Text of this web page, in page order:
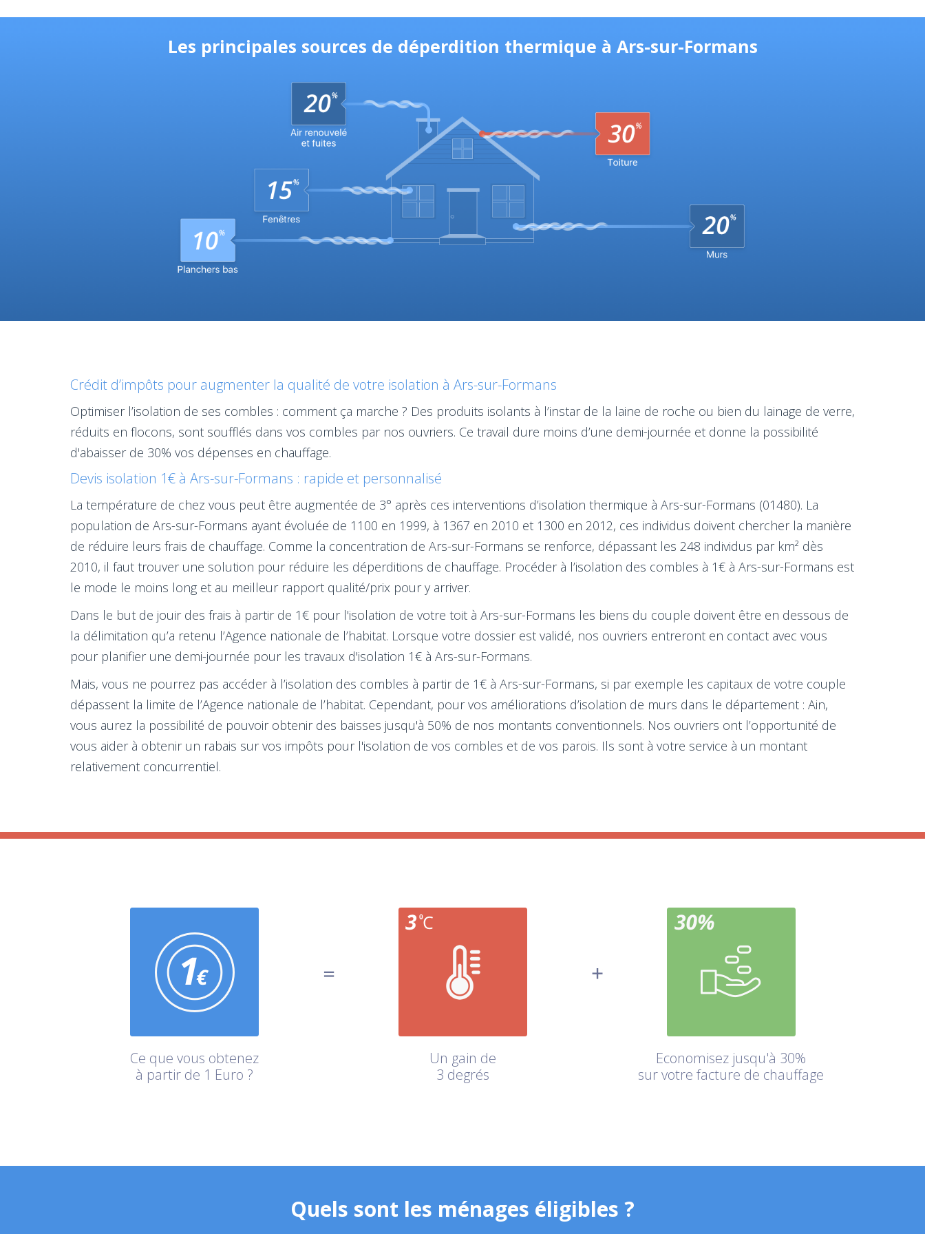
Les principales sources de déperdition thermique à Ars-sur-Formans
Crédit d’impôts pour augmenter la qualité de votre isolation à Ars-sur-Formans
Optimiser l’isolation de ses combles : comment ça marche ? Des produits isolants à l’instar de la laine de roche ou bien du lainage de verre,
réduits en flocons, sont soufflés dans vos combles par nos ouvriers. Ce travail dure moins d’une demi-journée et donne la possibilité
d'abaisser de 30% vos dépenses en chauffage.
Devis isolation 1€ à Ars-sur-Formans : rapide et personnalisé
La température de chez vous peut être augmentée de 3° après ces interventions d’isolation thermique à Ars-sur-Formans (01480). La
population de Ars-sur-Formans ayant évoluée de 1100 en 1999, à 1367 en 2010 et 1300 en 2012, ces individus doivent chercher la manière
de réduire leurs frais de chauffage. Comme la concentration de Ars-sur-Formans se renforce, dépassant les 248 individus par km² dès
2010, il faut trouver une solution pour réduire les déperditions de chauffage. Procéder à l’isolation des combles à 1€ à Ars-sur-Formans est
le mode le moins long et au meilleur rapport qualité/prix pour y arriver.
Dans le but de jouir des frais à partir de 1€ pour l'isolation de votre toit à Ars-sur-Formans les biens du couple doivent être en dessous de
la délimitation qu’a retenu l’Agence nationale de l’habitat. Lorsque votre dossier est validé, nos ouvriers entreront en contact avec vous
pour planifier une demi-journée pour les travaux d'isolation 1€ à Ars-sur-Formans.
Mais, vous ne pourrez pas accéder à l’isolation des combles à partir de 1€ à Ars-sur-Formans, si par exemple les capitaux de votre couple
dépassent la limite de l’Agence nationale de l’habitat. Cependant, pour vos améliorations d’isolation de murs dans le département : Ain,
vous aurez la possibilité de pouvoir obtenir des baisses jusqu'à 50% de nos montants conventionnels. Nos ouvriers ont l’opportunité de
vous aider à obtenir un rabais sur vos impôts pour l'isolation de vos combles et de vos parois. Ils sont à votre service à un montant
relativement concurrentiel.
Ce que vous obtenez
à partir de 1 Euro ?
Un gain de
3 degrés
Economisez jusqu'à 30%
sur votre facture de chauffage
Quels sont les ménages éligibles ?